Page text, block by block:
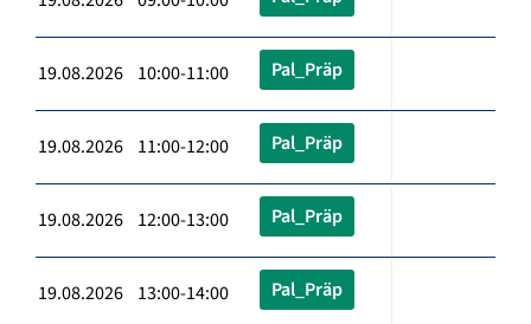
19.08.2026 10:00-11:00 Pal_Präp
19.08.2026 11:00-12:00 Pal_Präp
19.08.2026 12:00-13:00 Pal_Präp
19.08.2026 13:00-14:00 Pal_Präp